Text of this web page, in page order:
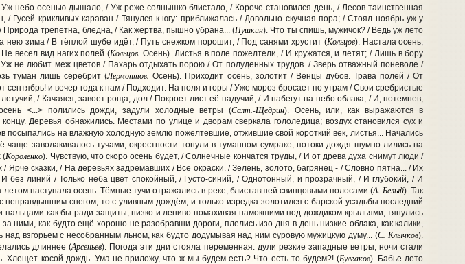
небо осенью дышало, / Уж реже солнышко блистало, / Короче становился день, / Лесов таинственная
крикливых караван / Тянулся к югу: приближалась / Довольно скучная пора; / Стоял ноябрь уж у
трепетна, бледна, / Как жертва, пышно убрана... (Пушкин). Что ты спишь, мужичок? / Ведь уж лето
нею зима / В тёплой шубе идёт, / Путь снежком порошит, / Под санями хрустит (Кольцов). Настала осень;
весел вид нагих полей (Кольцов. Осень). Листья в поле пожелтели, / И кружатся, и летят; / Лишь в бору
не любит меж цветов / Пахарь отдыхать порою / От полуденных трудов. / Зверь отважный поневоле /
туман лишь серебрит (Лермонтов. Осень). Приходит осень, золотит / Венцы дубов. Трава полей / От
сентябрь! и вечер года к нам / Подходит. На поля и горы / Уже мороз бросает по утрам / Свои сребристые
/ Качаяся, завоет роща, дол / Покроет лист её падучий, / И набегут на небо облака, / И, потемнев,
<...> полились дожди, задули холодные ветры (Салт.-Щедрин). Осень, или, как выражаются в
Деревья обнажились. Местами по улице и дворам сверкала гололедица; воздух становился сух и
посыпались на влажную холодную землю пожелтевшие, отжившие свой короткий век, листья... Начались
заволакивалось тучами, окрестности тонули в туманном сумраке; потоки дождя шумно лились на
(Короленко). Чувствую, что скоро осень будет, / Солнечные кончатся труды, / И от древа духа снимут люди /
сказки, / На деревьях задремавших / Все окраски. / Зелень, золото, багрянец - / Словно пятна... / Их
без линий / Только неба цвет спокойный, / Густо-синий, / Однотонный, и прозрачный, / И глубокий, / И
летом наступала осень. Тёмные тучи отражались в реке, блиставшей свинцовыми полосами (А. Белый). Так
снегом, то с уливным дождём, и только изредка золотился с барской усадьбы последний
как бы ради защиты; низко и лениво помахивая намокшими под дождиком крыльями, тянулись
ними, как будто ещё хорошо не разобравши дороги, плелись изо дня в день низкие облака, как калики,
над взгорьем с несобранным льном, как будто додумывая над ним суровую мужицкую думу... (С. Клычков).
длиннее (Арсеньев). Погода эти дни стояла переменная: дули резкие западные ветры; ночи стали
Хлещет косой дождь. Ума не приложу, что ж мы будем есть? Что есть-то будем?! (Булгаков). Бабье лето